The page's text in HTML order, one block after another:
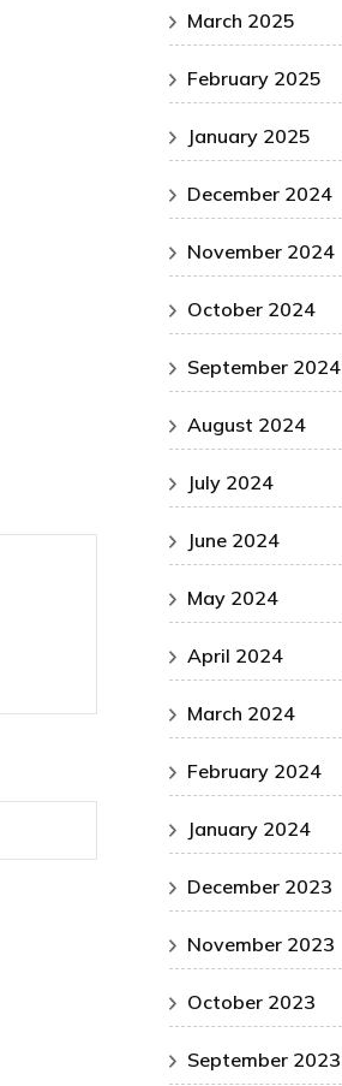
March 2025
February 2025
January 2025
December 2024
November 2024
October 2024
September 2024
August 2024
July 2024
June 2024
May 2024
April 2024
March 2024
February 2024
January 2024
December 2023
November 2023
October 2023
September 2023